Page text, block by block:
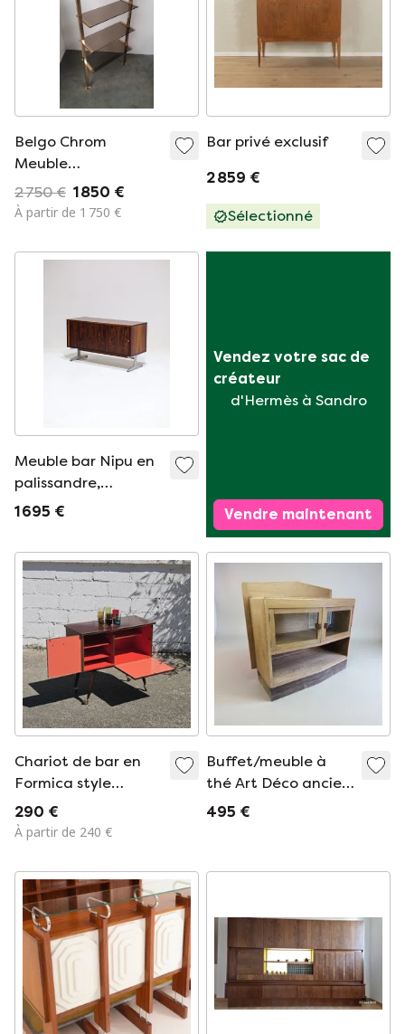
Belgo Chrom
Meuble
autoportant avec
étagères en verre
2 750 € 1 850 €
À partir de 1 750 €
Bar privé exclusif
2 859 €
Sélectionné
Meuble bar Nipu en
palissandre,
tambour en métal,
années 1960
1 695 €
Vendez votre sac de
créateur
d'Hermès à Sandro
Vendre maintenant
Chariot de bar en
Formica style
années 60 - Meuble
bar style acajou
290 €
À partir de 240 €
Buffet/meuble à
thé Art Déco ancien,
style École
495 €